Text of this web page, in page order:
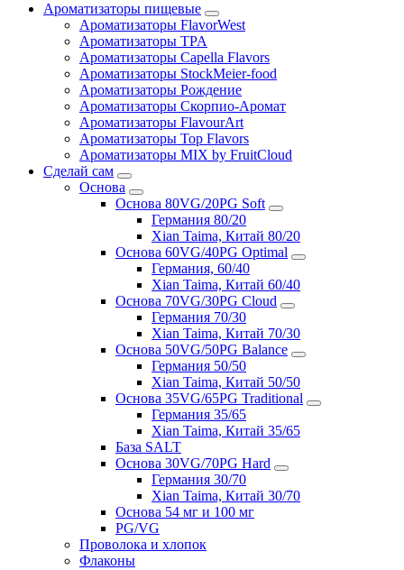
Ароматизаторы пищевые
Ароматизаторы FlavorWest
Ароматизаторы TPA
Ароматизаторы Capella Flavors
Ароматизаторы StockMeier-food
Ароматизаторы Рождение
Ароматизаторы Скорпио-Аромат
Ароматизаторы FlavourArt
Ароматизаторы Top Flavors
Ароматизаторы MIX by FruitCloud
Сделай сам
Основа
Основа 80VG/20PG Soft
Германия 80/20
Xian Taima, Китай 80/20
Основа 60VG/40PG Optimal
Германия, 60/40
Xian Taima, Китай 60/40
Основа 70VG/30PG Cloud
Германия 70/30
Xian Taima, Китай 70/30
Основа 50VG/50PG Balance
Германия 50/50
Xian Taima, Китай 50/50
Основа 35VG/65PG Traditional
Германия 35/65
Xian Taima, Китай 35/65
База SALT
Основа 30VG/70PG Hard
Германия 30/70
Xian Taima, Китай 30/70
Основа 54 мг и 100 мг
PG/VG
Проволока и хлопок
Флаконы